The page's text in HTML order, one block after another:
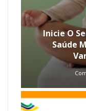
Inicie O
Saúde